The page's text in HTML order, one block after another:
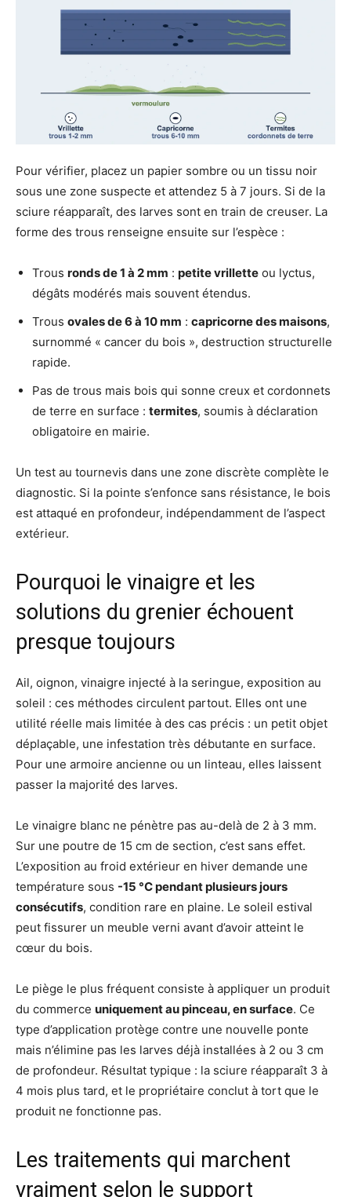
Pour vérifier, placez un papier sombre ou un tissu noir
sous une zone suspecte et attendez 5 à 7 jours. Si de la
sciure réapparaît, des larves sont en train de creuser. La
forme des trous renseigne ensuite sur l’espèce :
Trous ronds de 1 à 2 mm : petite vrillette ou lyctus,
dégâts modérés mais souvent étendus.
Trous ovales de 6 à 10 mm : capricorne des maisons,
surnommé « cancer du bois », destruction structurelle
rapide.
Pas de trous mais bois qui sonne creux et cordonnets
de terre en surface : termites, soumis à déclaration
obligatoire en mairie.
Un test au tournevis dans une zone discrète complète le
diagnostic. Si la pointe s’enfonce sans résistance, le bois
est attaqué en profondeur, indépendamment de l’aspect
extérieur.
Pourquoi le vinaigre et les
solutions du grenier échouent
presque toujours
Ail, oignon, vinaigre injecté à la seringue, exposition au
soleil : ces méthodes circulent partout. Elles ont une
utilité réelle mais limitée à des cas précis : un petit objet
déplaçable, une infestation très débutante en surface.
Pour une armoire ancienne ou un linteau, elles laissent
passer la majorité des larves.
Le vinaigre blanc ne pénètre pas au-delà de 2 à 3 mm.
Sur une poutre de 15 cm de section, c’est sans effet.
L’exposition au froid extérieur en hiver demande une
température sous -15 °C pendant plusieurs jours
consécutifs, condition rare en plaine. Le soleil estival
peut fissurer un meuble verni avant d’avoir atteint le
cœur du bois.
Le piège le plus fréquent consiste à appliquer un produit
du commerce uniquement au pinceau, en surface. Ce
type d’application protège contre une nouvelle ponte
mais n’élimine pas les larves déjà installées à 2 ou 3 cm
de profondeur. Résultat typique : la sciure réapparaît 3 à
4 mois plus tard, et le propriétaire conclut à tort que le
produit ne fonctionne pas.
Les traitements qui marchent
vraiment selon le support